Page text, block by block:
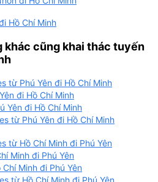
Hồ Chí Minh
khác cũng khai thác tuyến
từ Phú Yên đi Hồ Chí Minh
đi Hồ Chí Minh
Yên đi Hồ Chí Minh
từ Phú Yên đi Hồ Chí Minh
từ Hồ Chí Minh đi Phú Yên
Minh đi Phú Yên
Minh đi Phú Yên
từ Hồ Chí Minh đi Phú Yên